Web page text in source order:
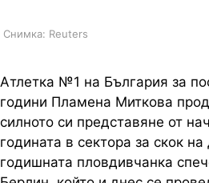
Снимка: Reuters
Атлетка №1 на България за
години Пламена Миткова
силното си представяне от
годината в сектора за скок
годишната пловдивчанка